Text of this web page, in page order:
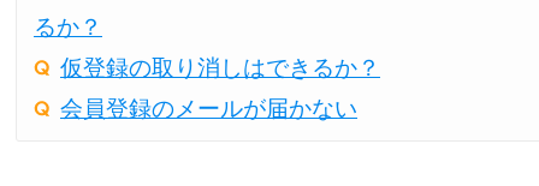
るか？
仮登録の取り消しはできるか？
会員登録のメールが届かない